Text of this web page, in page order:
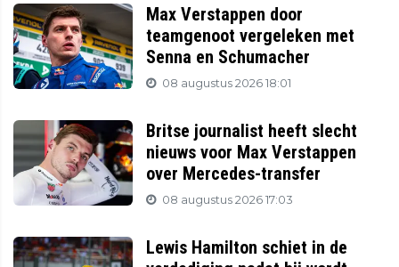
Max Verstappen door
teamgenoot vergeleken met
Senna en Schumacher
08 augustus 2026 18:01
Britse journalist heeft slecht
nieuws voor Max Verstappen
over Mercedes-transfer
08 augustus 2026 17:03
Lewis Hamilton schiet in de